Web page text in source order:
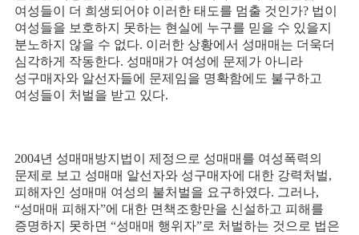
여성들이 더 희생되어야 이러한 태도를 멈출 것인가? 법이
여성들을 보호하지 못하는 현실에 누구를 믿을 수 있을지
분노하지 않을 수 없다. 이러한 상황에서 성매매는 더욱더
심각하게 작동한다. 성매매가 여성에 문제가 아니라
성구매자와 알선자들에 문제임을 명확함에도 불구하고
여성들이 처벌을 받고 있다.
2004년 성매매방지법이 제정으로 성매매를 여성폭력의
문제로 보고 성매매 알선자와 성구매자에 대한 강력처벌,
피해자인 성매매 여성의 불처벌을 요구하였다. 그러나,
“성매매 피해자”에 대한 면책조항만을 신설하고 피해를
증명하지 못하면 “성매매 행위자”로 처벌하는 것으로 법은